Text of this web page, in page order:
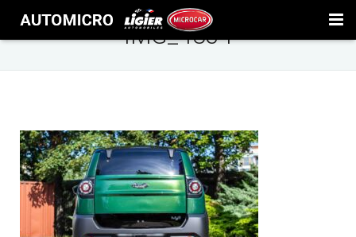
Detailing
Blog
Przepisy
IMG_4834